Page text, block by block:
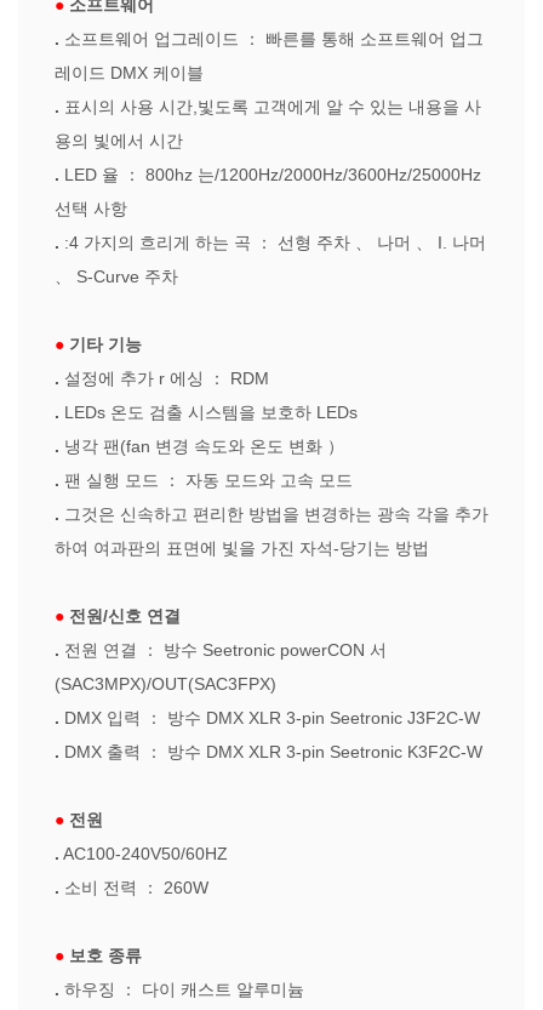
● 소프트웨어
. 소프트웨어 업그레이드 ：
빠른를 통해 소프트웨어 업그
레이드 DMX 케이블
. 표시의 사용 시간,빛도록 고객에게 알 수 있는 내용을 사
용의 빛에서 시간
. LED 율 ：
800hz 는/1200Hz/2000Hz/3600Hz/25000Hz
선택 사항
. :4 가지의 흐리게 하는 곡 ： 선형 주차 나머
I. 나머
S-Curve 주차
● 기타 기능
. 설정에 추가 r 에싱 ：
RDM
. LEDs 온도 검출 시스템을 보호하 LEDs
. 냉각 팬(fan 변경 속도와 온도 변화 ）
. 팬 실행 모드 ：
자동 모드와 고속 모드
. 그것은 신속하고 편리한 방법을 변경하는 광속 각을 추가
하여 여과판의 표면에 빛을 가진 자석-당기는 방법
● 전원/신호 연결
. 전원 연결 ：
방수 Seetronic powerCON 서
(SAC3MPX)/OUT(SAC3FPX)
. DMX 입력 ： 방수 DMX XLR 3-pin Seetronic J3F2C-W
. DMX 출력 ： 방수 DMX XLR 3-pin Seetronic K3F2C-W
● 전원
. AC100-240V50/60HZ
. 소비 전력 ： 260W
● 보호 종류
. 하우징 ：
다이 캐스트 알루미늄